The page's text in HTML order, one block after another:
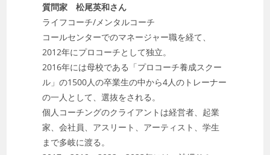
質問家 松尾英和さん
ライフコーチ/メンタルコーチ
コールセンターでのマネージャー職を経て、
2012年にプロコーチとして独立。
2016年には母校である「プロコーチ養成スクー
ル」の1500人の卒業生の中から4人のトレーナー
の一人として、選抜をされる。
個人コーチングのクライアントは経営者、起業
家、会社員、アスリート、アーティスト、学生
まで多岐に渡る。